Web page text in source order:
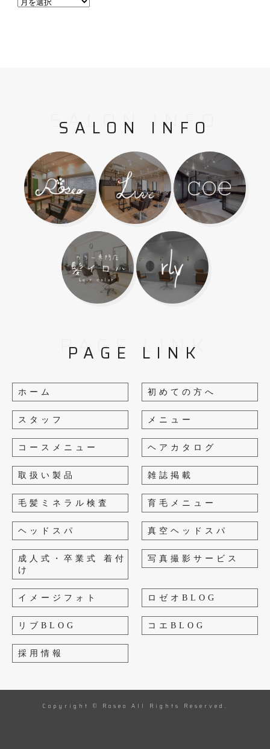
SALON INFO
SALON INFO
PAGE LINK
PAGE LINK
ホーム 初めての方へ
スタッフ メニュー
コースメニュー ヘアカタログ
取扱い製品 雑誌掲載
毛髪ミネラル検査 育毛メニュー
ヘッドスパ 真空ヘッドスパ
成人式・卒業式 着付
け
写真撮影サービス
イメージフォト ロゼオBLOG
リブBLOG コエBLOG
採用情報
Copyright © Roseo All Rights Reserved.